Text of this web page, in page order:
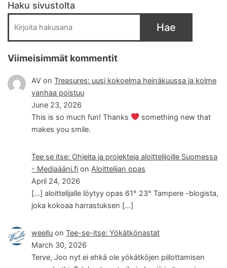
Haku sivustolta
Hae
Viimeisimmät kommentit
AV onTreasures: uusi kokoelma heinäkuussa ja kolme
vanhaa poistuu
June 23, 2026
This is so much fun! Thanks
something new that
makes you smile.
Tee se itse: Ohjeita ja projekteja aloittelijoille Suomessa
- Mediaääni.fi on Aloittelijan opas
April 24, 2026
[…] aloittelijalle löytyy opas 61° 23° Tampere -blogista,
joka kokoaa harrastuksen […]
weellu onTee-se-itse: Yökätkönastat
March 30, 2026
Terve, Joo nyt ei ehkä ole yökätköjen piilottamisen